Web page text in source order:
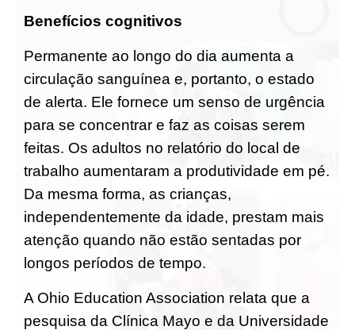
Benefícios cognitivos
Permanente ao longo do dia aumenta a
circulação sanguínea e, portanto, o estado
de alerta. Ele fornece um senso de urgência
para se concentrar e faz as coisas serem
feitas. Os adultos no relatório do local de
trabalho aumentaram a produtividade em pé.
Da mesma forma, as crianças,
independentemente da idade, prestam mais
atenção quando não estão sentadas por
longos períodos de tempo.
A Ohio Education Association relata que a
pesquisa da Clínica Mayo e da Universidade